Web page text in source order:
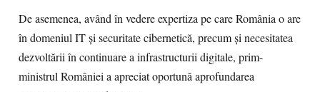
De asemenea, având în vedere expertiza pe care România o are
în domeniul IT și securitate cibernetică, precum și necesitatea
dezvoltării în continuare a infrastructurii digitale, prim-
ministrul României a apreciat oportună aprofundarea